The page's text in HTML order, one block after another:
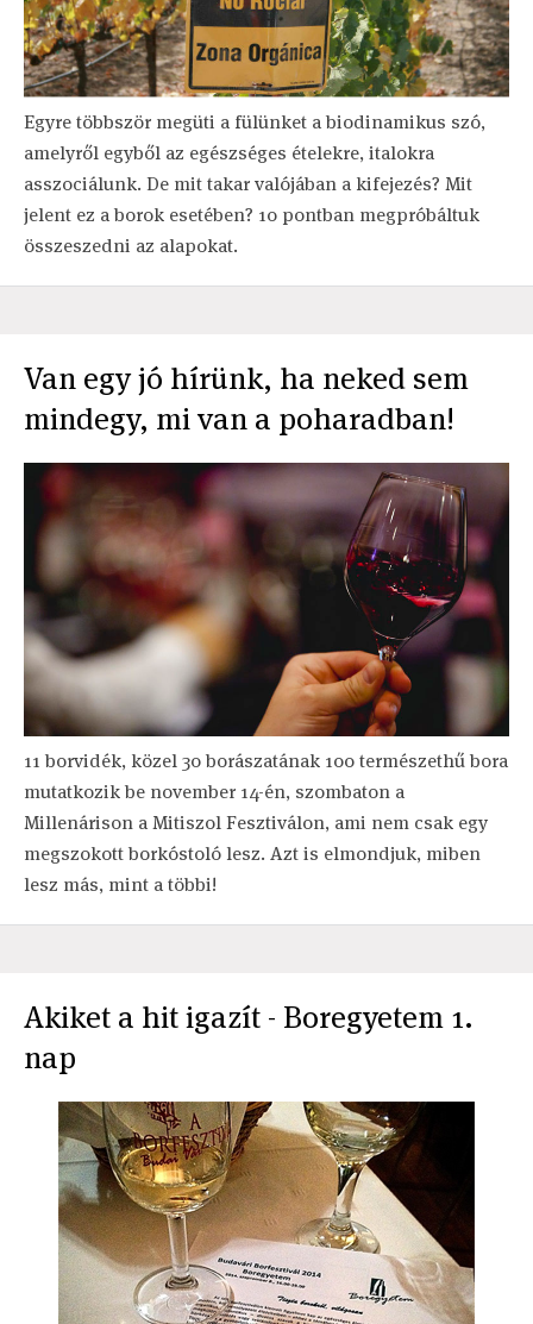
Egyre többször megüti a fülünket a biodinamikus szó,
amelyről egyből az egészséges ételekre, italokra
asszociálunk. De mit takar valójában a kifejezés? Mit
jelent ez a borok esetében? 10 pontban megpróbáltuk
összeszedni az alapokat.
Van egy jó hírünk, ha neked sem
mindegy, mi van a poharadban!
11 borvidék, közel 30 borászatának 100 természethű bora
mutatkozik be november 14-én, szombaton a
Millenárison a Mitiszol Fesztiválon, ami nem csak egy
megszokott borkóstoló lesz. Azt is elmondjuk, miben
lesz más, mint a többi!
Akiket a hit igazít - Boregyetem 1.
nap